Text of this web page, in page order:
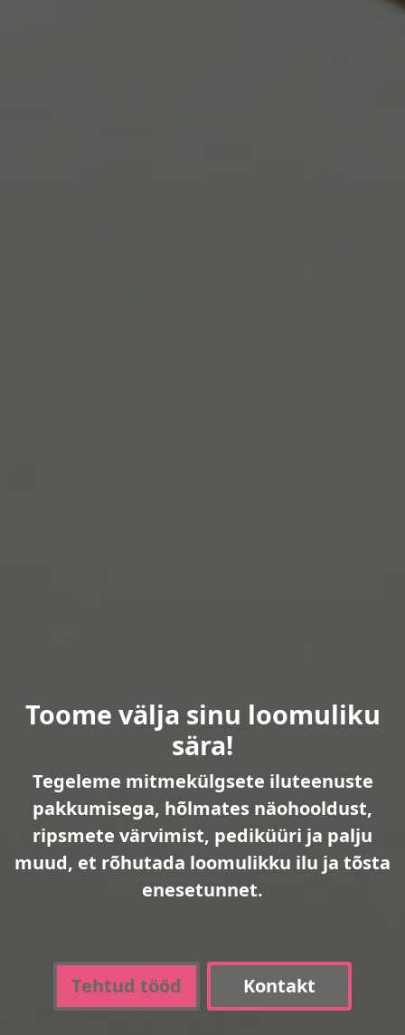
Toome välja sinu loomuliku
sära!
Tegeleme mitmekülgsete iluteenuste
pakkumisega, hõlmates näohooldust,
ripsmete värvimist, pediküüri ja palju
muud, et rõhutada loomulikku ilu ja tõsta
enesetunnet.
Tehtud tööd Kontakt